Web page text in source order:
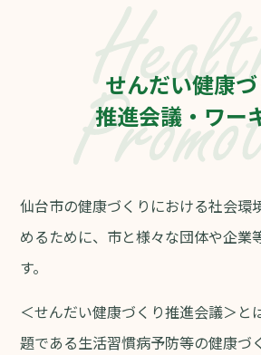
せんだい健康
推進会議・ワー
仙台市の健康づくりにおける社会環
めるために、市と様々な団体や企業
す。
＜せんだい健康づくり推進会議＞と
題である生活習慣病予防等の健康づ